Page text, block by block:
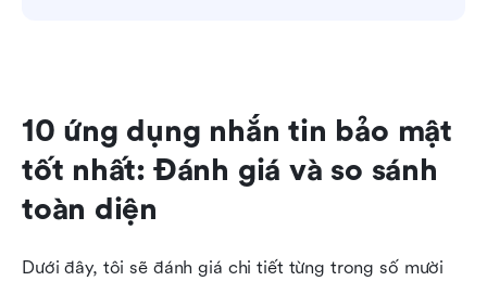
10 ứng dụng nhắn tin bảo mật
tốt nhất: Đánh giá và so sánh
toàn diện